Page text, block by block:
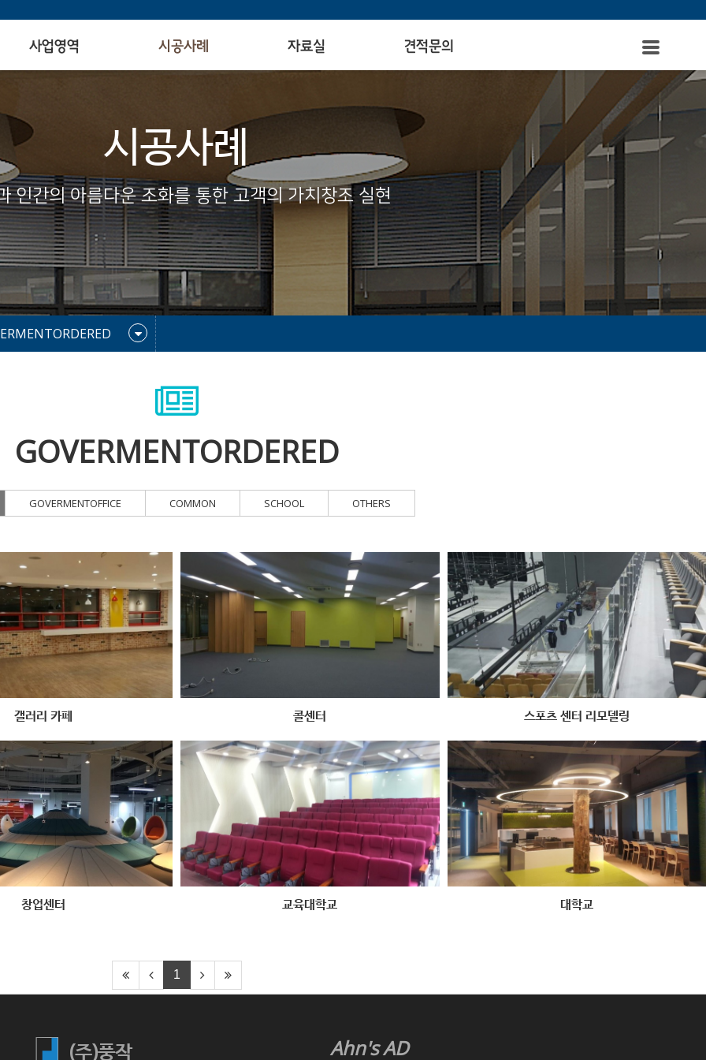
사업영역 시공사례 자료실 견적문의
시공사례
인간의 아름다운 조화를 통한 고객의 가치창조 실현
GOVERMENTORDERED
GOVERMENTOFFICE COMMON SCHOOL OTHERS
갤러리 카페 콜센터 스포츠 센터 리모델링
창업센터 교육대학교 대학교
1
(주)풍작 Ahn's AD